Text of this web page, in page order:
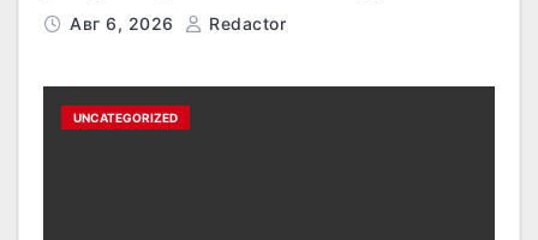
Авг 6, 2026 Redactor
UNCATEGORIZED